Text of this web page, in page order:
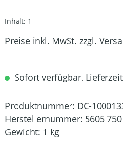
Inhalt: 1
Preise inkl. MwSt. zzgl.
Sofort verfügbar,
Produktnummer: DC-
Herstellernummer: 5605
Gewicht: 1 kg